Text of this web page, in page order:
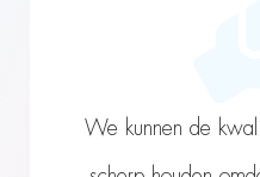
We kunnen de